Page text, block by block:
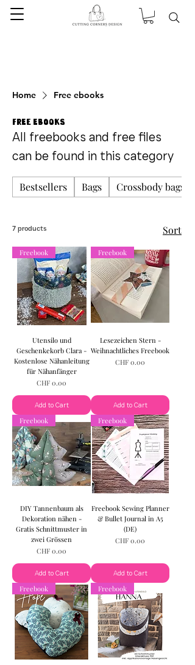
Home Free ebooks
Free ebooks
All freebooks and free files
can be found in this category
Bestsellers Bags Crossbody bags
7 products Sort
Freebook
Utensilo und
Geschenkekorb Clara -
Kostenlose Nähanleitung
für Nähanfänger
Price
CHF 0.00
Add to Cart
Freebook
Lesezeichen Stern -
Weihnachtliches Freebook
Price
CHF 0.00
Add to Cart
Freebook
DIY Tannenbaum als
Dekoration nähen -
Gratis Schnittmuster in
zwei Grössen
Price
CHF 0.00
Add to Cart
Freebook
Freebook Sewing Planner
& Bullet Journal in A5
(DE)
Price
CHF 0.00
Add to Cart
Freebook Freebook